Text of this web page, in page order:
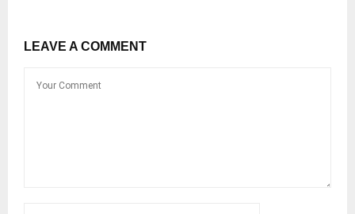
LEAVE A COMMENT